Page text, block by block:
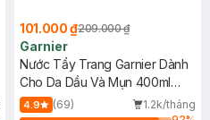
101.000 ₫209.000 ₫
Garnier
Nước Tẩy Trang Garnier Dành
Cho Da Dầu Và Mụn 400ml
(Mới)
4.9 (69)
1.2k/tháng